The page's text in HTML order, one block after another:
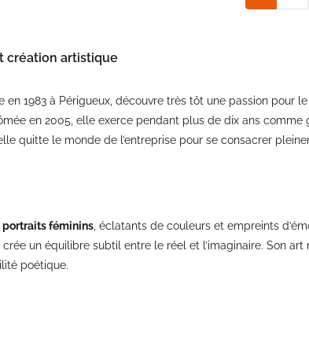
création artistique
en 1983 à Périgueux, découvre très tôt une passion
en 2005, elle exerce pendant plus de dix ans
quitte le monde de l’entreprise pour se consacrer
portraits féminins, éclatants de couleurs et empreints
crée un équilibre subtil entre le réel et l’imaginaire. Son
poétique.